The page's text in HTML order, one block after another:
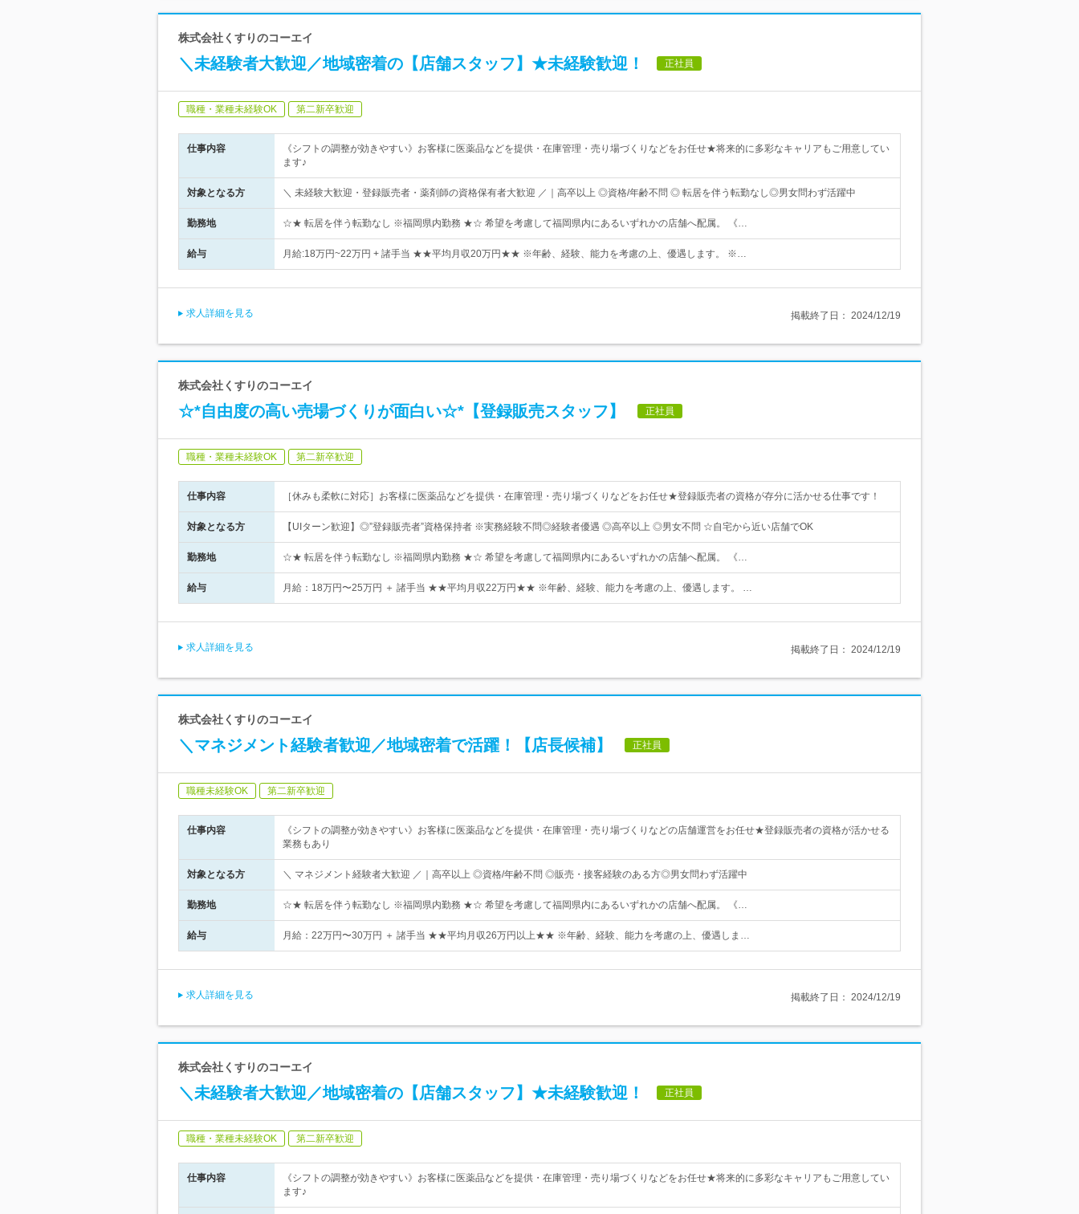
株式会社くすりのコーエイ
＼未経験者大歓迎／地域密着の【店舗スタッフ】★未経験歓迎！ 正社員
職種・業種未経験OK 第二新卒歓迎
仕事内容
《シフトの調整が効きやすい》お客様に医薬品などを提供・在庫管理・売り場づくりなどをお任せ★将来的に多彩なキャリアもご用意してい
ます♪
対象となる方 ＼ 未経験大歓迎・登録販売者・薬剤師の資格保有者大歓迎 ／｜高卒以上 ◎資格/年齢不問 ◎ 転居を伴う転勤なし◎男女問わず活躍中
勤務地 ☆★ 転居を伴う転勤なし ※福岡県内勤務 ★☆ 希望を考慮して福岡県内にあるいずれかの店舗へ配属。 《…
給与 月給:18万円~22万円 + 諸手当 ★★平均月収20万円★★ ※年齢、経験、能力を考慮の上、優遇します。 ※…
求人詳細を見る 掲載終了日： 2024/12/19
株式会社くすりのコーエイ
☆*自由度の高い売場づくりが面白い☆*【登録販売スタッフ】 正社員
職種・業種未経験OK 第二新卒歓迎
仕事内容 ［休みも柔軟に対応］お客様に医薬品などを提供・在庫管理・売り場づくりなどをお任せ★登録販売者の資格が存分に活かせる仕事です！
対象となる方 【UIターン歓迎】◎”登録販売者”資格保持者 ※実務経験不問◎経験者優遇 ◎高卒以上 ◎男女不問 ☆自宅から近い店舗でOK
勤務地 ☆★ 転居を伴う転勤なし ※福岡県内勤務 ★☆ 希望を考慮して福岡県内にあるいずれかの店舗へ配属。 《…
給与 月給：18万円〜25万円 ＋ 諸手当 ★★平均月収22万円★★ ※年齢、経験、能力を考慮の上、優遇します。 …
求人詳細を見る 掲載終了日： 2024/12/19
株式会社くすりのコーエイ
＼マネジメント経験者歓迎／地域密着で活躍！【店長候補】 正社員
職種未経験OK 第二新卒歓迎
仕事内容
《シフトの調整が効きやすい》お客様に医薬品などを提供・在庫管理・売り場づくりなどの店舗運営をお任せ★登録販売者の資格が活かせる
業務もあり
対象となる方 ＼ マネジメント経験者大歓迎 ／｜高卒以上 ◎資格/年齢不問 ◎販売・接客経験のある方◎男女問わず活躍中
勤務地 ☆★ 転居を伴う転勤なし ※福岡県内勤務 ★☆ 希望を考慮して福岡県内にあるいずれかの店舗へ配属。 《…
給与 月給：22万円〜30万円 ＋ 諸手当 ★★平均月収26万円以上★★ ※年齢、経験、能力を考慮の上、優遇しま…
求人詳細を見る 掲載終了日： 2024/12/19
株式会社くすりのコーエイ
＼未経験者大歓迎／地域密着の【店舗スタッフ】★未経験歓迎！ 正社員
職種・業種未経験OK 第二新卒歓迎
仕事内容
《シフトの調整が効きやすい》お客様に医薬品などを提供・在庫管理・売り場づくりなどをお任せ★将来的に多彩なキャリアもご用意してい
ます♪